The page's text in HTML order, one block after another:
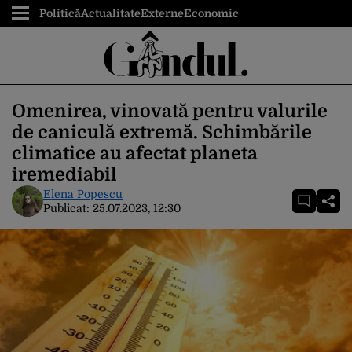
PoliticăActualitateExterneEconomic
Omenirea, vinovată pentru valurile
de caniculă extremă. Schimbările
climatice au afectat planeta
iremediabil
Elena Popescu
Publicat: 25.07.2023, 12:30